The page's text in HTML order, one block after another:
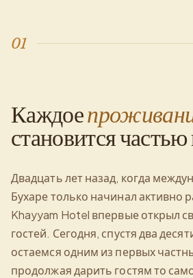
01
Каждое
становится
Двадцать лет назад, когда
Бухаре только начинал активно
Khayyam Hotel впервые открыл
гостей. Сегодня, спустя два
остаемся одним из первых
продолжая дарить гостям то